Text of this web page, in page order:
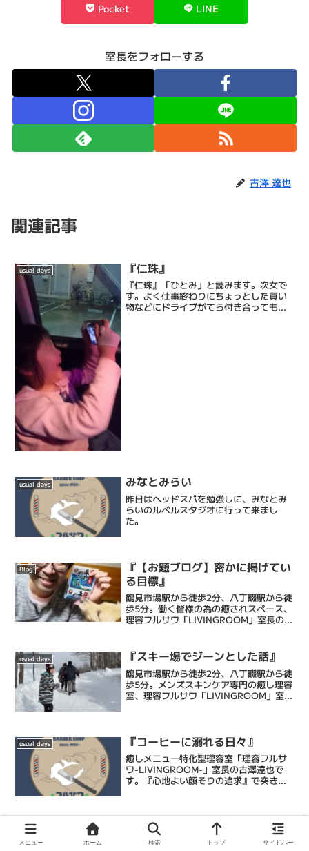
Pocket LINE
室長をフォローする
古澤 達也
関連記事
usual days 『仁珠』
『仁珠』「ひとみ」と読みます。次女で
す。よく仕事終わりにちょっとした買い
物などにドライブがてら付き合ってもら
usual days みなとみらい
昨日はヘッドスパを勉強しに、みなとみ
らいのルベルスタジオに行って来まし
た。
Blog
『【お題ブログ】密かに掲げてい
る目標』
鶴見市場駅から徒歩2分、八丁畷駅から徒
歩5分。働く皆様の為の癒されスペース、
理容フルサワ「LIVINGROOM」室長の古
毎日に癒しのひとときを提供するメンズ
バーバーです...
usual days 『スキー場でジーンとした話』
鶴見市場駅から徒歩2分、八丁畷駅から徒
歩5分。メンズスキンケア専門の癒し理容
室、理容フルサワ「LIVINGROOM」室長
スパ、等で癒...
usual days 『コーヒーに溺れる日々』
癒しメニュー特化型理容室「理容フルサ
ワ-LIVINGROOM-」室長の古澤達也で
す。『心地よい顔そりの追求』で突き抜
なたにひとときの心地よい癒しと眠りを
もたらし、...
usual days
『【まだ間に合う】横浜で合格祈
願するならこの神社のこのサービ
メニュー ホーム 検索 トップ サイドバー